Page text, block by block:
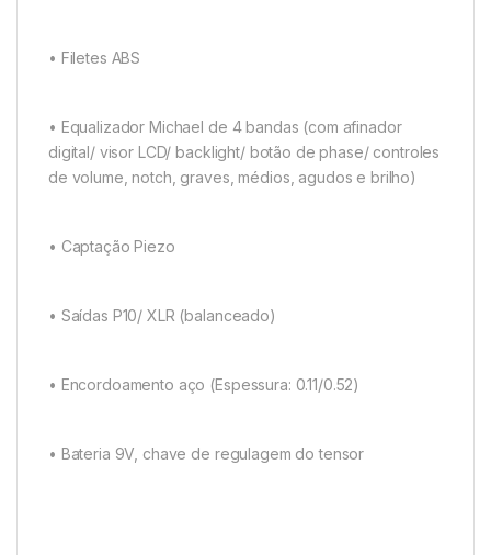
• Filetes ABS
• Equalizador Michael de 4 bandas (com afinador
digital/ visor LCD/ backlight/ botão de phase/ controles
de volume, notch, graves, médios, agudos e brilho)
• Captação Piezo
• Saídas P10/ XLR (balanceado)
• Encordoamento aço (Espessura: 0.11/0.52)
• Bateria 9V, chave de regulagem do tensor